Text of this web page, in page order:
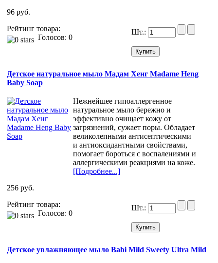
96 руб.
Рейтинг товара:
Голосов: 0
Шт.:
Детское натуральное мыло Мадам Хенг Madame Heng
Baby Soap
Нежнейшее гипоаллергенное
натуральное мыло бережно и
эффективно очищает кожу от
загрязнений, сужает поры. Обладает
великолепными антисептическими
и антиоксидантными свойствами,
помогает бороться с воспалениями и
аллергическими реакциями на коже.
[Подробнее...]
256 руб.
Рейтинг товара:
Голосов: 0
Шт.:
Детское увлажняющее мыло Babi Mild Sweety Ultra Mild